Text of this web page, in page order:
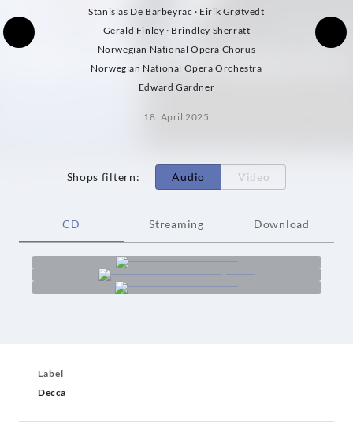
Stanislas De Barbeyrac · Eirik Grøtvedt
Gerald Finley · Brindley Sherratt
Norwegian National Opera Chorus
Norwegian National Opera Orchestra
Edward Gardner
18. April 2025
Shops filtern: Audio Video
CD Streaming Download
Label
Decca